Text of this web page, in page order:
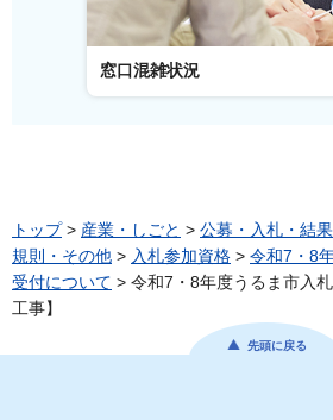
窓口混雑状況
トップ> 産業・しごと > 公募・入札・結
規則・その他 > 入札参加資格 > 令和7・8
受付について > 令和7・8年度うるま市入
工事】
先頭に戻る